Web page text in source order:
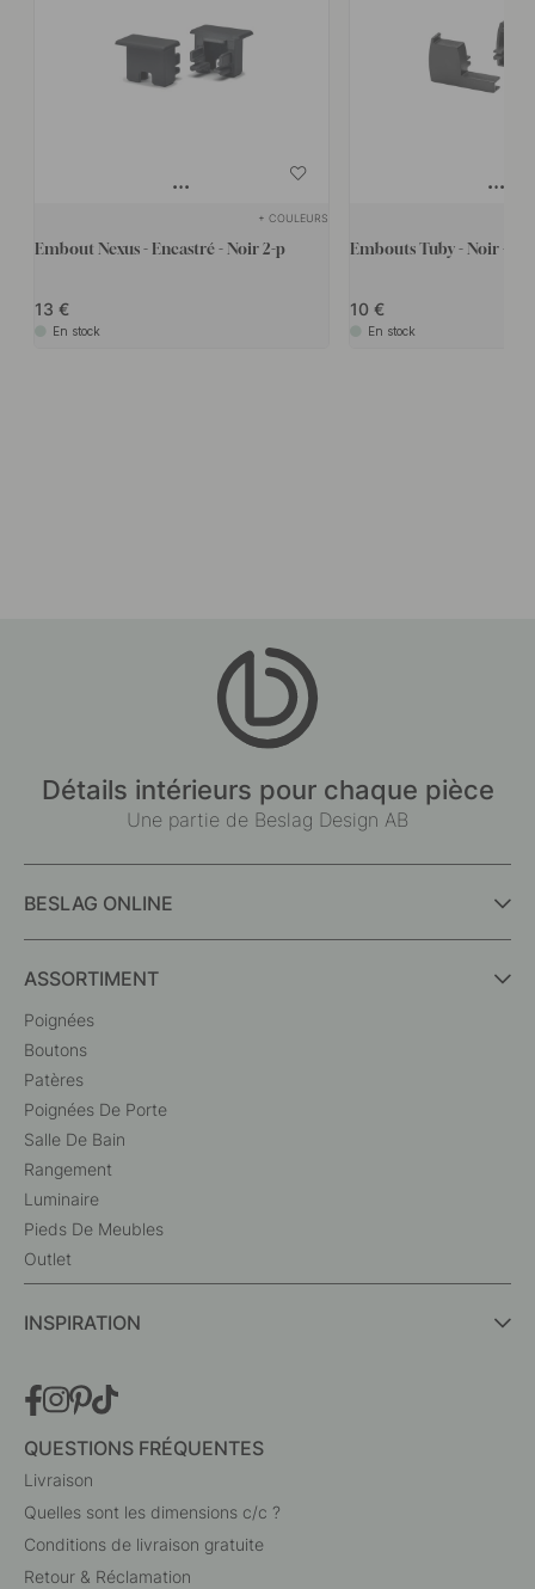
+ COULEURS
Embout Nexus - Encastré - Noir 2-p
13
En stock
Embouts Tuby - Noir - 2-p
10
En stock
Détails intérieurs pour chaque pièce
Une partie de Beslag Design AB
BESLAG ONLINE
ASSORTIMENT
Poignées
Boutons
Patères
Poignées De Porte
Salle De Bain
Rangement
Luminaire
Pieds De Meubles
Outlet
INSPIRATION
QUESTIONS FRÉQUENTES
Livraison
Quelles sont les dimensions c/c ?
Conditions de livraison gratuite
Retour & Réclamation